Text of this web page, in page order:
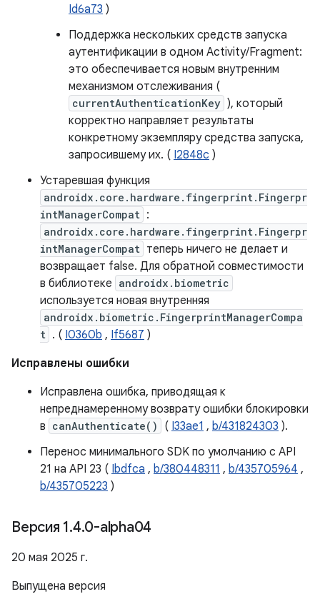
Id6a73 )
Поддержка нескольких средств запуска
аутентификации в одном Activity/Fragment:
это обеспечивается новым внутренним
механизмом отслеживания (
currentAuthenticationKey ), который
корректно направляет результаты
конкретному экземпляру средства запуска,
запросившему их. ( I2848c )
Устаревшая функция
androidx.core.hardware.fingerprint.Fingerpr
intManagerCompat :
androidx.core.hardware.fingerprint.Fingerpr
intManagerCompat теперь ничего не делает и
возвращает false. Для обратной совместимости
в библиотеке androidx.biometric
используется новая внутренняя
androidx.biometric.FingerprintManagerCompa
t . ( I0360b , If5687 )
Исправлены ошибки
Исправлена ​​ошибка, приводящая к
непреднамеренному возврату ошибки блокировки
в canAuthenticate() ( I33ae1 , b/431824303 ).
Перенос минимального SDK по умолчанию с API
21 на API 23 ( Ibdfca , b/380448311 , b/435705964 ,
b/435705223 )
Версия 1.4.0-alpha04
20 мая 2025 г.
Выпущена версия